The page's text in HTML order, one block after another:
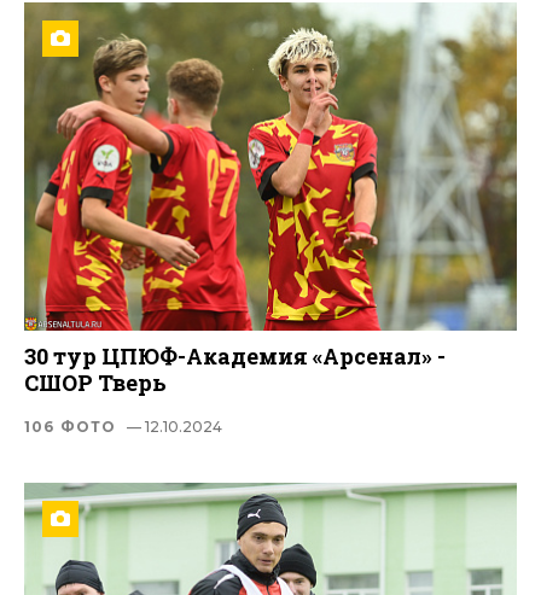
30 тур ЦПЮФ-Академия «Арсенал» -
СШОР Тверь
106 ФОТО — 12.10.2024